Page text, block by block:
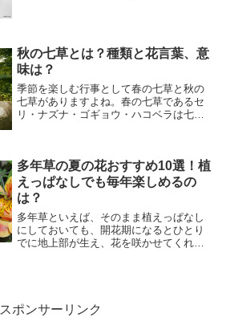
香りを感じることはあまり...
秋の七草とは？種類と花言葉、意
味は？
季節を楽しむ行事として春の七草と秋の
七草がありますよね。春の七草であるセ
リ・ナズナ・ゴギョウ・ハコベラは七草
七草について、由来や植物...
多年草の夏の花おすすめ10選！植
えっぱなしでも毎年楽しめるの
は？
多年草といえば、そのまま植えっぱなし
にしておいても、開花期になるとひとり
でに地上部が生え、花を咲かせてくれる
スポンサーリンク